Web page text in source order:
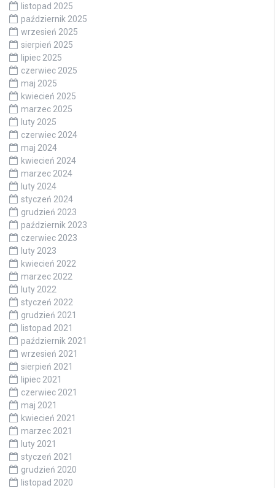
listopad 2025
październik 2025
wrzesień 2025
sierpień 2025
lipiec 2025
czerwiec 2025
maj 2025
kwiecień 2025
marzec 2025
luty 2025
czerwiec 2024
maj 2024
kwiecień 2024
marzec 2024
luty 2024
styczeń 2024
grudzień 2023
październik 2023
czerwiec 2023
luty 2023
kwiecień 2022
marzec 2022
luty 2022
styczeń 2022
grudzień 2021
listopad 2021
październik 2021
wrzesień 2021
sierpień 2021
lipiec 2021
czerwiec 2021
maj 2021
kwiecień 2021
marzec 2021
luty 2021
styczeń 2021
grudzień 2020
listopad 2020